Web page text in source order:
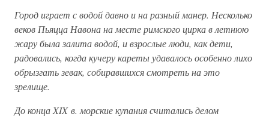
Город играет с водой давно и на разный манер. Несколько
веков Пьяцца Навона на месте римского цирка в летнюю
жару была залита водой, и взрослые люди, как дети,
радовались, когда кучеру кареты удавалось особенно лихо
обрызгать зевак, собиравшихся смотреть на это
зрелище.
До конца XIX в. морские купания считались делом